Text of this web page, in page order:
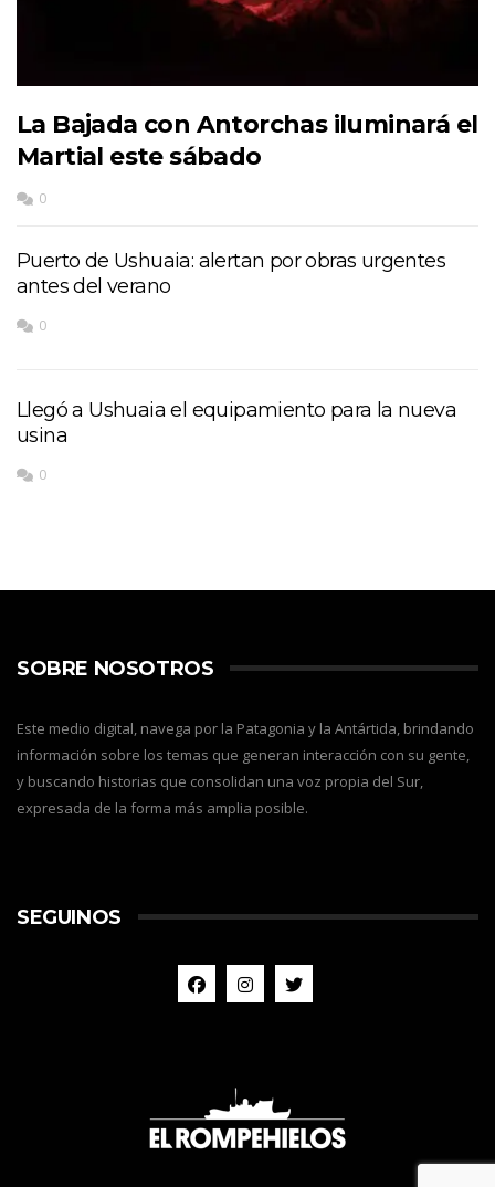
La Bajada con Antorchas iluminará el
Martial este sábado
0
Puerto de Ushuaia: alertan por obras urgentes
antes del verano
0
Llegó a Ushuaia el equipamiento para la nueva
usina
0
SOBRE NOSOTROS
Este medio digital, navega por la Patagonia y la Antártida, brindando
información sobre los temas que generan interacción con su gente,
y buscando historias que consolidan una voz propia del Sur,
expresada de la forma más amplia posible.
SEGUINOS